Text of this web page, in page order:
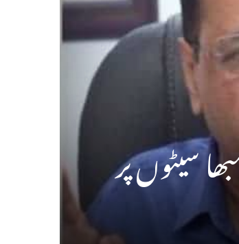
اے اے پی دہلی میں 4لوک سبھا سیٹوں پر